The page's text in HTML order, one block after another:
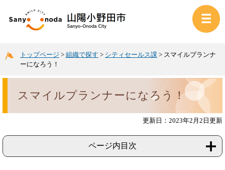
トップページ > 組織で探す > シティセールス課 > スマイルプランナ
ーになろう！
スマイルプランナーになろう！
更新日：2023年2月2日更新
ページ内目次